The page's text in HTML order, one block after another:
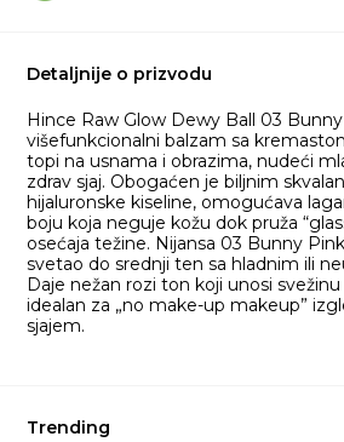
Detaljnije o prizvodu
Hince Raw Glow Dewy Ball 03
višefunkcionalni balzam sa
topi na usnama i obrazima, nudeći
zdrav sjaj. Obogaćen je biljnim
hijaluronske kiseline, omogućava
boju koja neguje kožu dok pruža
osećaja težine. Nijansa 03 Bunny
svetao do srednji ten sa hladnim ili
Daje nežan rozi ton koji unosi
idealan za „no make-up makeup”
sjajem.
Trending